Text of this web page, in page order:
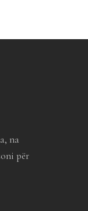
na
për